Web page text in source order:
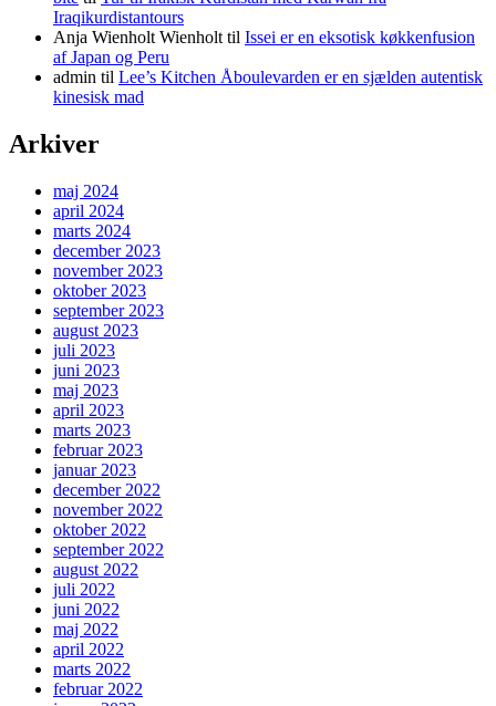
Iraqikurdistantours
Anja Wienholt Wienholt til Issei er en eksotisk køkkenfusion
af Japan og Peru
admin til Lee’s Kitchen Åboulevarden er en sjælden autentisk
kinesisk mad
Arkiver
maj 2024
april 2024
marts 2024
december 2023
november 2023
oktober 2023
september 2023
august 2023
juli 2023
juni 2023
maj 2023
april 2023
marts 2023
februar 2023
januar 2023
december 2022
november 2022
oktober 2022
september 2022
august 2022
juli 2022
juni 2022
maj 2022
april 2022
marts 2022
februar 2022